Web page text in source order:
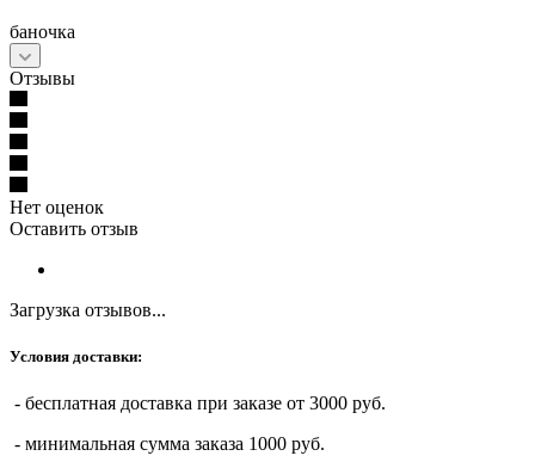
баночка
Отзывы
Нет оценок
Оставить отзыв
Загрузка отзывов...
Условия доставки:
- бесплатная доставка при заказе от 3000 руб.
- минимальная сумма заказа 1000 руб.